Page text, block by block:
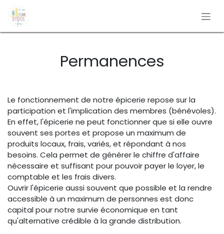
Permanences
Le fonctionnement de notre épicerie repose sur la
participation et l'implication des membres (bénévoles).
En effet, l'épicerie ne peut fonctionner que si elle ouvre
souvent ses portes et propose un maximum de
produits locaux, frais, variés, et répondant à nos
besoins. Cela permet de générer le chiffre d'affaire
nécessaire et suffisant pour pouvoir payer le loyer, le
comptable et les frais divers.
Ouvrir l'épicerie aussi souvent que possible et la rendre
accessible à un maximum de personnes est donc
capital pour notre survie économique en tant
qu'alternative crédible à la grande distribution.